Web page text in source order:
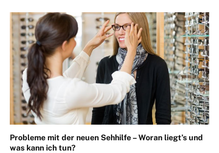
Probleme mit der neuen Sehhilfe – Woran liegt’s und
was kann ich tun?